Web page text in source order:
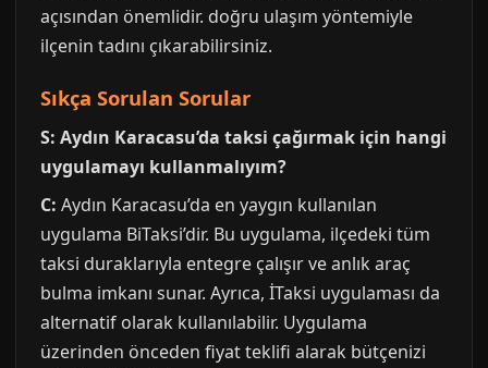
açısından önemlidir. doğru ulaşım yöntemiyle
ilçenin tadını çıkarabilirsiniz.
Sıkça Sorulan Sorular
S: Aydın Karacasu’da taksi çağırmak için hangi
uygulamayı kullanmalıyım?
C: Aydın Karacasu’da en yaygın kullanılan
uygulama BiTaksi’dir. Bu uygulama, ilçedeki tüm
taksi duraklarıyla entegre çalışır ve anlık araç
bulma imkanı sunar. Ayrıca, İTaksi uygulaması da
alternatif olarak kullanılabilir. Uygulama
üzerinden önceden fiyat teklifi alarak bütçenizi